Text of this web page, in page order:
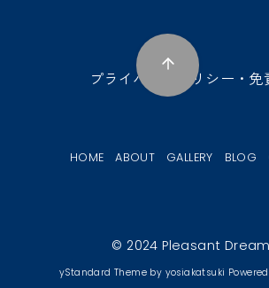
プライバシーポリシー・免
HOME ABOUT GALLERY BLOG
© 2024Pleasant
yStandard Theme by yosiakatsuki